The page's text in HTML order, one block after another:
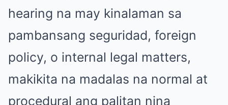
hearing na may kinalaman sa
pambansang seguridad, foreign
policy, o internal legal matters,
makikita na madalas na normal at
procedural ang palitan nina